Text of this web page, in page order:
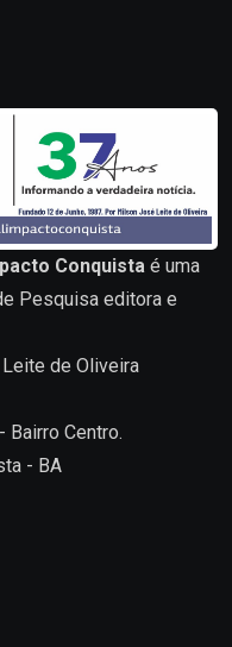
Conquista é uma
Pesquisa editora e
de Oliveira
Bairro Centro.
- BA